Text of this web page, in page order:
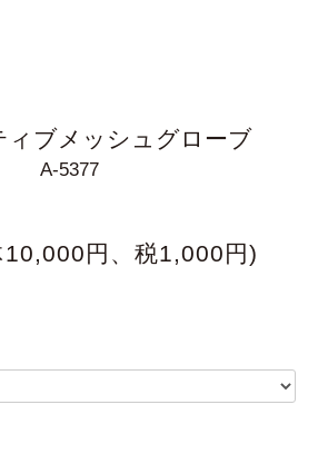
ィブメッシュグローブ
A-5377
円、税1,000円)